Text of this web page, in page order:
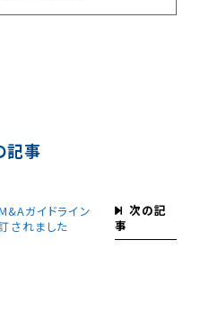
記事
次の記
事
ガイドライン
されました